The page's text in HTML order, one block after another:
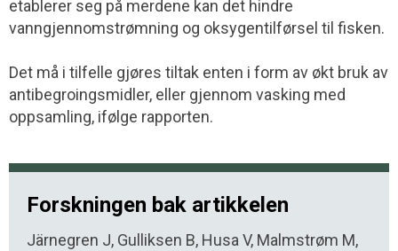
etablerer seg på merdene kan det hindre
vanngjennom­strømning og oksygentilførsel til fisken.
Det må i tilfelle gjøres tiltak enten i form av økt bruk av
antibegroingsmidler, eller gjennom vasking med
oppsamling, ifølge rapporten.
Forskningen bak artikkelen
Järnegren J, Gulliksen B, Husa V, Malmstrøm M,